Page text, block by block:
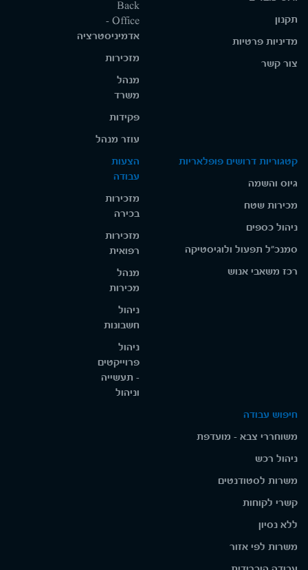
תקנון
מדיניות פרטיות
צור קשר
Back
Office -
אדמיניסטרציה
מזכירות
מנהל
משרד
פקידות
עוזר מנהל
קטגוריות דרושים פופלאריות
גיוס והשמה
מכירות שטח
ניהול כספים
סמנכ"ל תפעול ולוגיסטיקה
רכז משאבי אנוש
הצעות
עבודה
מזכירות
בכירה
מזכירות
רפואית
מנהל
מכירות
ניהול
חשבונות
ניהול
פרוייקטים
- תעשייה
וניהול
חיפוש עבודה
משוחררי צבא - מועדפת
ניהול רכש
משרות לסטודנטים
קשרי לקוחות
ללא נסיון
משרות לפי אזור